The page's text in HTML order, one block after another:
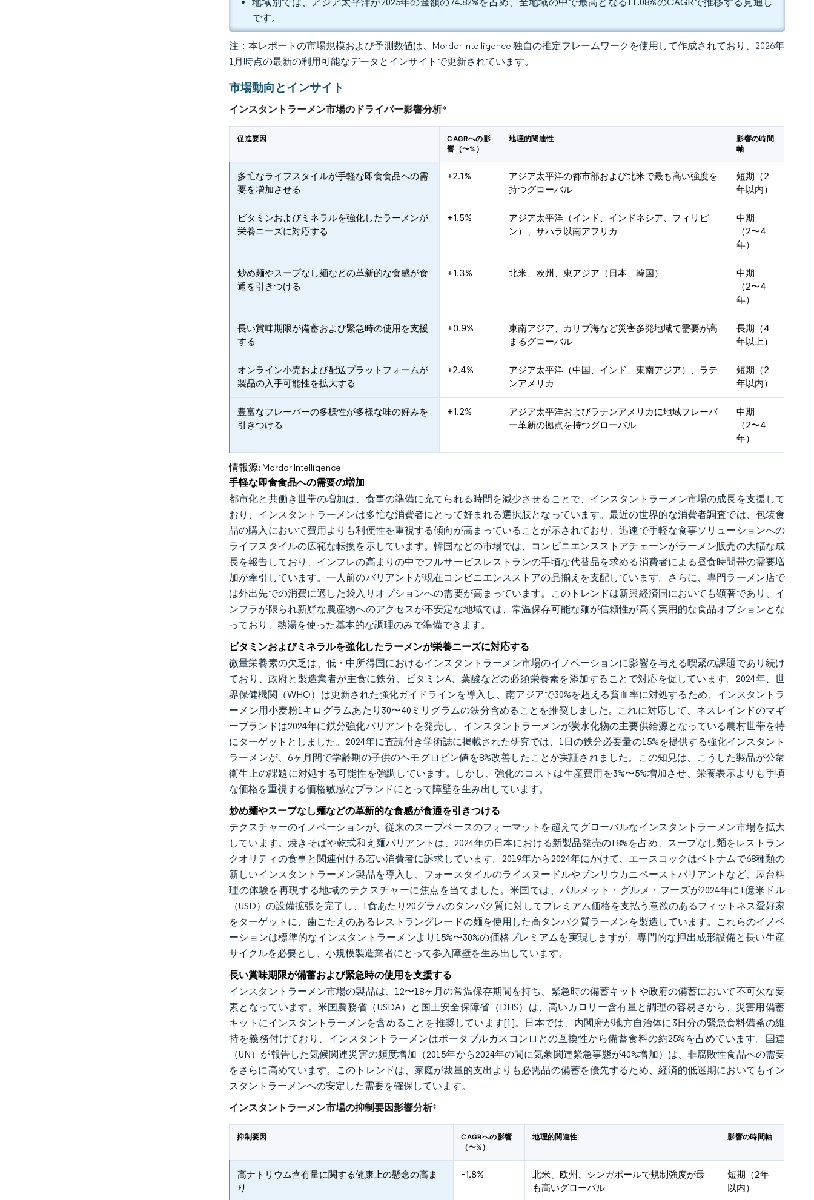
です。
注：本レポートの市場規模および予測数値は、Mordor Intelligence 独自の推定フレームワークを使用して作成されており、2026年
1月時点の最新の利用可能なデータとインサイトで更新されています。
市場動向とインサイト
インスタントラーメン市場のドライバー影響分析*
促進要因
CAGRへの影
響（〜%）
地理的関連性
影響の時間
軸
多忙なライフスタイルが手軽な即食食品への需
要を増加させる
+2.1%
アジア太平洋の都市部および北米で最も高い強度を
持つグローバル
短期（2
年以内）
ビタミンおよびミネラルを強化したラーメンが
栄養ニーズに対応する
+1.5%
アジア太平洋（インド、インドネシア、フィリピ
ン）、サハラ以南アフリカ
中期
（2〜4
年）
炒め麺やスープなし麺などの革新的な食感が食
通を引きつける
+1.3% 北米、欧州、東アジア（日本、韓国）
中期
（2〜4
年）
長い賞味期限が備蓄および緊急時の使用を支援
する
+0.9%
東南アジア、カリブ海など災害多発地域で需要が高
まるグローバル
長期（4
年以上）
オンライン小売および配送プラットフォームが
製品の入手可能性を拡大する
+2.4%
アジア太平洋（中国、インド、東南アジア）、ラテ
ンアメリカ
短期（2
年以内）
豊富なフレーバーの多様性が多様な味の好みを
引きつける
+1.2%
アジア太平洋およびラテンアメリカに地域フレーバ
ー革新の拠点を持つグローバル
中期
（2〜4
年）
情報源: Mordor Intelligence
手軽な即食食品への需要の増加
都市化と共働き世帯の増加は、食事の準備に充てられる時間を減少させることで、インスタントラーメン市場の成長を支援して
おり、インスタントラーメンは多忙な消費者にとって好まれる選択肢となっています。最近の世界的な消費者調査では、包装食
品の購入において費用よりも利便性を重視する傾向が高まっていることが示されており、迅速で手軽な食事ソリューションへの
ライフスタイルの広範な転換を示しています。韓国などの市場では、コンビニエンスストアチェーンがラーメン販売の大幅な成
長を報告しており、インフレの高まりの中でフルサービスレストランの手頃な代替品を求める消費者による昼食時間帯の需要増
加が牽引しています。一人前のバリアントが現在コンビニエンスストアの品揃えを支配しています。さらに、専門ラーメン店で
は外出先での消費に適した袋入りオプションへの需要が高まっています。このトレンドは新興経済国においても顕著であり、イ
ンフラが限られ新鮮な農産物へのアクセスが不安定な地域では、常温保存可能な麺が信頼性が高く実用的な食品オプションとな
っており、熱湯を使った基本的な調理のみで準備できます。
ビタミンおよびミネラルを強化したラーメンが栄養ニーズに対応する
微量栄養素の欠乏は、低・中所得国におけるインスタントラーメン市場のイノベーションに影響を与える喫緊の課題であり続け
ており、政府と製造業者が主食に鉄分、ビタミンA、葉酸などの必須栄養素を添加することで対応を促しています。2024年、世
界保健機関（WHO）は更新された強化ガイドラインを導入し、南アジアで30%を超える貧血率に対処するため、インスタントラ
ーメン用小麦粉1キログラムあたり30〜40ミリグラムの鉄分含めることを推奨しました。これに対応して、ネスレインドのマギ
ーブランドは2024年に鉄分強化バリアントを発売し、インスタントラーメンが炭水化物の主要供給源となっている農村世帯を特
にターゲットとしました。2024年に査読付き学術誌に掲載された研究では、1日の鉄分必要量の15%を提供する強化インスタント
ラーメンが、6ヶ月間で学齢期の子供のヘモグロビン値を8%改善したことが実証されました。この知見は、こうした製品が公衆
衛生上の課題に対処する可能性を強調しています。しかし、強化のコストは生産費用を3%〜5%増加させ、栄養表示よりも手頃
な価格を重視する価格敏感なブランドにとって障壁を生み出しています。
炒め麺やスープなし麺などの革新的な食感が食通を引きつける
テクスチャーのイノベーションが、従来のスープベースのフォーマットを超えてグローバルなインスタントラーメン市場を拡大
しています。焼きそばや乾式和え麺バリアントは、2024年の日本における新製品発売の18%を占め、スープなし麺をレストラン
クオリティの食事と関連付ける若い消費者に訴求しています。2019年から2024年にかけて、エースコックはベトナムで68種類の
新しいインスタントラーメン製品を導入し、フォースタイルのライスヌードルやブンリウカニペーストバリアントなど、屋台料
理の体験を再現する地域のテクスチャーに焦点を当てました。米国では、パルメット・グルメ・フーズが2024年に1億米ドル
（USD）の設備拡張を完了し、1食あたり20グラムのタンパク質に対してプレミアム価格を支払う意欲のあるフィットネス愛好家
をターゲットに、歯ごたえのあるレストラングレードの麺を使用した高タンパク質ラーメンを製造しています。これらのイノベ
ーションは標準的なインスタントラーメンより15%〜30%の価格プレミアムを実現しますが、専門的な押出成形設備と長い生産
サイクルを必要とし、小規模製造業者にとって参入障壁を生み出しています。
長い賞味期限が備蓄および緊急時の使用を支援する
インスタントラーメン市場の製品は、12〜18ヶ月の常温保存期間を持ち、緊急時の備蓄キットや政府の備蓄において不可欠な要
素となっています。米国農務省（USDA）と国土安全保障省（DHS）は、高いカロリー含有量と調理の容易さから、災害用備蓄
キットにインスタントラーメンを含めることを推奨しています[1]。日本では、内閣府が地方自治体に3日分の緊急食料備蓄の維
持を義務付けており、インスタントラーメンはポータブルガスコンロとの互換性から備蓄食料の約25%を占めています。国連
（UN）が報告した気候関連災害の頻度増加（2015年から2024年の間に気象関連緊急事態が40%増加）は、非腐敗性食品への需要
をさらに高めています。このトレンドは、家庭が裁量的支出よりも必需品の備蓄を優先するため、経済的低迷期においてもイン
スタントラーメンへの安定した需要を確保しています。
インスタントラーメン市場の抑制要因影響分析*
抑制要因
CAGRへの影響
（〜%）
地理的関連性 影響の時間軸
高ナトリウム含有量に関する健康上の懸念の高ま
り
-1.8%
北米、欧州、シンガポールで規制強度が最
も高いグローバル
短期（2年
以内）